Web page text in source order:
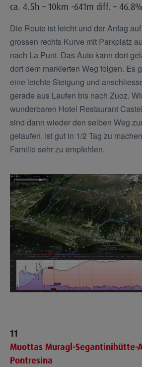
ca. 4.5h – 10km -641m diff. –
Die Route ist leicht und der Anfag
grossen rechts Kurve mit Parkplatz
nach La Punt. Das Auto kann dort
dort dem markierten Weg folgen. Es
eine leichte Steigung und
gerade aus Laufen bis nach Zuoz.
wunderbaren Hotel Restaurant
sind dann wieder den selben Weg
gelaufen. Ist gut in 1/2 Tag zu
Familie sehr zu empfehlen.
11
Muottas Muragl-Segantinihütte-
Pontresina